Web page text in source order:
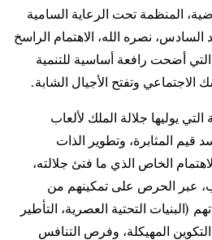
المنظمة تحت الرعاية السامية
نصره الله، الاهتمام الراسخ
التي أضحت رافعة أساسية للتنمية
الاجتماعي وتفتح الأجيال الشابة.
يوليها جلالة الملك لألعاب
قيم المثابرة، وتطوير الذات
الخاص الذي ما فتئ جلالته،
عبر الحرص على تمكينهم من
(البنيات التحتية العصرية، التأطير
المهيكلة، وفرص التنافس